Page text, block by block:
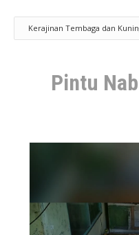
Kerajinan Tembaga dan
Produk
Pintu Nabawi
Pintu